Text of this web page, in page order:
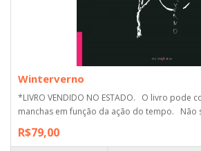
Winterverno
*LIVRO VENDIDO NO ESTADO. O livro pode
manchas em função da ação do tempo. Não
R$79,00